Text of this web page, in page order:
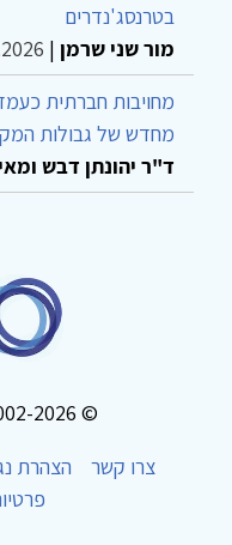
בטרנסג'נדרים
מור שני שרמן |
מחויבות חברתית
מחדש של גבולות
ד"ר יהונתן דבש
© 2002-2026 כל הזכויות שמורות
צרו קשר
הצהרת